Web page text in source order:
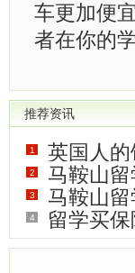
车更加便
者在你的
推荐资讯
1 英国人
2 马鞍山
3 马鞍山
4 留学买